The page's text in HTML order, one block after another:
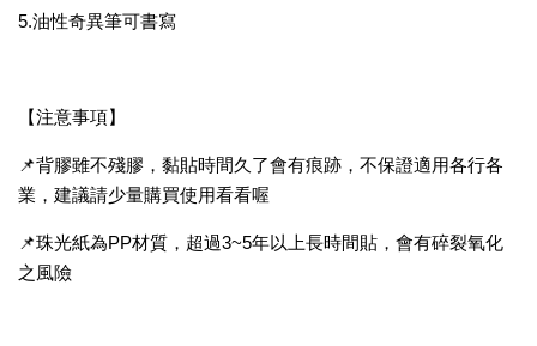
5.油性奇異筆可書寫
【注意事項】
📌背膠雖不殘膠，黏貼時間久了會有痕跡，不保證適用各行各
業，建議請少量購買使用看看喔
📌珠光紙為PP材質，超過3~5年以上長時間貼，會有碎裂氧化
之風險